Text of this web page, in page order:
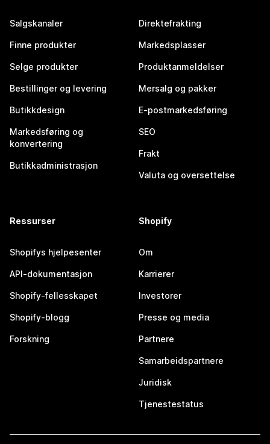
Salgskanaler
Finne produkter
Selge produkter
Bestillinger og levering
Butikkdesign
Markedsføring og
konvertering
Butikkadministrasjon
Direktefrakting
Markedsplasser
Produktanmeldelser
Mersalg og pakker
E-postmarkedsføring
SEO
Frakt
Valuta og oversettelse
Ressurser
Shopifys hjelpesenter
API-dokumentasjon
Shopify-fellesskapet
Shopify-blogg
Forskning
Shopify
Om
Karrierer
Investorer
Presse og media
Partnere
Samarbeidspartnere
Juridisk
Tjenestestatus